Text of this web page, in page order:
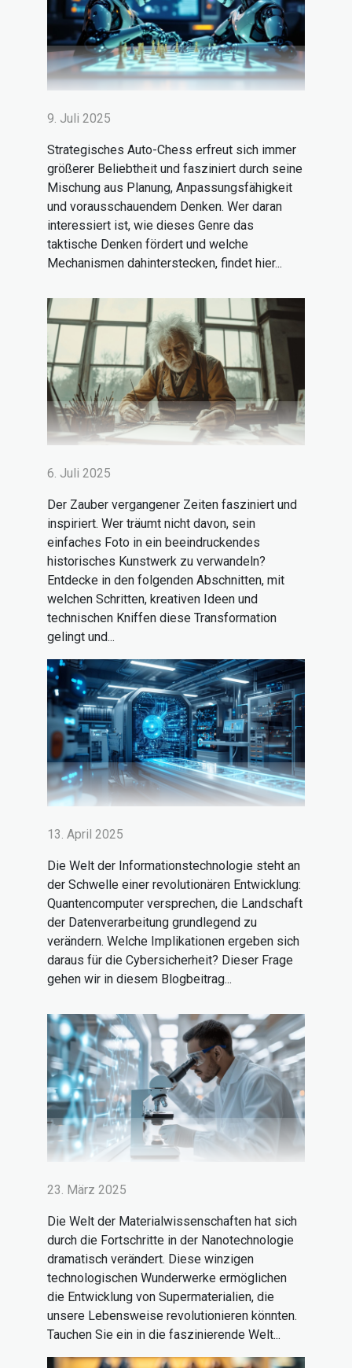
9. Juli 2025
Strategisches Auto-Chess erfreut sich immer
größerer Beliebtheit und fasziniert durch seine
Mischung aus Planung, Anpassungsfähigkeit
und vorausschauendem Denken. Wer daran
interessiert ist, wie dieses Genre das
taktische Denken fördert und welche
Mechanismen dahinterstecken, findet hier...
6. Juli 2025
Der Zauber vergangener Zeiten fasziniert und
inspiriert. Wer träumt nicht davon, sein
einfaches Foto in ein beeindruckendes
historisches Kunstwerk zu verwandeln?
Entdecke in den folgenden Abschnitten, mit
welchen Schritten, kreativen Ideen und
technischen Kniffen diese Transformation
gelingt und...
13. April 2025
Die Welt der Informationstechnologie steht an
der Schwelle einer revolutionären Entwicklung:
Quantencomputer versprechen, die Landschaft
der Datenverarbeitung grundlegend zu
verändern. Welche Implikationen ergeben sich
daraus für die Cybersicherheit? Dieser Frage
gehen wir in diesem Blogbeitrag...
23. März 2025
Die Welt der Materialwissenschaften hat sich
durch die Fortschritte in der Nanotechnologie
dramatisch verändert. Diese winzigen
technologischen Wunderwerke ermöglichen
die Entwicklung von Supermaterialien, die
unsere Lebensweise revolutionieren könnten.
Tauchen Sie ein in die faszinierende Welt...